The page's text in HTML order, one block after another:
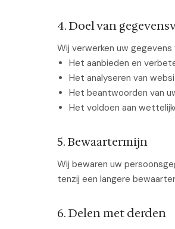
4. Doel van
Wij verwerken uw
Het aanbieden en
Het analyseren van
Het beantwoorden van
Het voldoen aan
5. Bewaartermijn
Wij bewaren uw
tenzij een langere
6. Delen met derden